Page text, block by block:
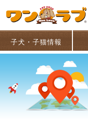
子犬・子猫情報